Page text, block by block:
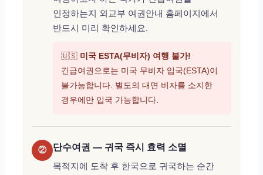
인정하는지 외교부 여권안내 홈페이지에서
반드시 미리 확인하세요.
🇺🇸 미국 ESTA(무비자) 여행 불가!
긴급여권으로는 미국 무비자 입국(ESTA)이
불가능합니다. 별도의 대면 비자를 소지한
경우에만 입국 가능합니다.
② 단수여권 — 귀국 즉시 효력 소멸
목적지에 도착 후 한국으로 귀국하는 순간